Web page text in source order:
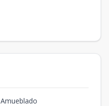
Amueblado